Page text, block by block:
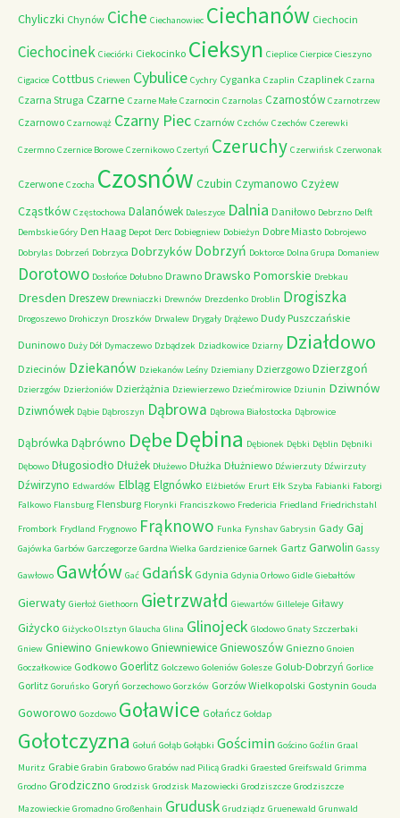
Chyliczki Chynów Ciche Ciechanowiec Ciechanów Ciechocin
Ciechocinek Cieciórki Ciekocinko Cieksyn Cieplice Cierpice Cieszyno
Cigacice Cottbus Criewen Cybulice Cychry Cyganka Czaplin Czaplinek Czarna
Czarna Struga Czarne Czarne Małe Czarnocin Czarnolas Czarnostów Czarnotrzew
Czarnowo Czarnowąż Czarny Piec Czarnów Czchów Czechów Czerewki
Czermno Czernice Borowe Czernikowo Czertyń Czeruchy Czerwińsk Czerwonak
Czerwone Czocha Czosnów Czubin Czymanowo Czyżew
Cząstków Częstochowa Dalanówek Daleszyce Dalnia Daniłowo Debrzno Delft
Dembskie Góry Den Haag Depot Derc Dobiegniew Dobieżyn Dobre Miasto Dobrojewo
Dobrylas Dobrzeń Dobrzyca Dobrzyków Dobrzyń Doktorce Dolna Grupa Domaniew
Dorotowo Dosłońce Dołubno Drawno Drawsko Pomorskie Drebkau
Dresden Dreszew Drewniaczki Drewnów Drezdenko Droblin Drogiszka
Drogoszewo Drohiczyn Droszków Drwalew Drygały Drążewo Dudy Puszczańskie
Duninowo Duży Dół Dymaczewo Dzbądzek Dziadkowice Dziarny Działdowo
Dziecinów Dziekanów Dziekanów Leśny Dziemiany Dzierzgowo Dzierzgoń
Dzierzgów Dzierżoniów Dzierżążnia Dziewierzewo Dziećmirowice Dziunin Dziwnów
Dziwnówek Dąbie Dąbroszyn Dąbrowa Dąbrowa Białostocka Dąbrowice
Dąbrówka Dąbrówno Dębe Dębina Dębionek Dębki Dęblin Dębniki
Dębowo Długosiodło Dłużek Dłużewo Dłużka Dłużniewo Dźwierzuty Dźwirzuty
Dźwirzyno Edwardów Elbląg Elgnówko Elżbietów Erurt Ełk Szyba Fabianki Faborgi
Falkowo Flansburg Flensburg Florynki Franciszkowo Fredericia Friedland Friedrichstahl
Frombork Frydland Frygnowo Frąknowo Funka Fynshav Gabrysin Gady Gaj
Gajówka Garbów Garczegorze Gardna Wielka Gardzienice Garnek Gartz Garwolin Gassy
Gawłowo Gawłów Gać Gdańsk Gdynia Gdynia Orłowo Gidle Giebałtów
Gierwaty Gierłoż Giethoorn Gietrzwałd Giewartów Gilleleje Giławy
Giżycko Giżycko Olsztyn Glaucha Glina Glinojeck Glodowo Gnaty Szczerbaki
Gniew Gniewino Gniewkowo GniewniewiceGniewoszów Gniezno Gnoien
Goczałkowice Godkowo Goerlitz Golczewo Goleniów Golesze Golub-Dobrzyń Gorlice
Gorlitz Goruńsko Goryń Gorzechowo Gorzków Gorzów Wielkopolski Gostynin Gouda
Goworowo Gozdowo Goławice Gołańcz Gołdap
Gołotczyzna Gołuń Gołąb Gołąbki Gościmin Gościno Goźlin Graal
Muritz Grabie Grabin Grabowo Grabów nad Pilicą Gradki Graested Greifswald Grimma
Grodno Grodziczno Grodzisk Grodzisk Mazowiecki Grodziszcze Grodziszcze
Mazowieckie Gromadno Großenhain Grudusk Grudziądz Gruenewald Grunwald